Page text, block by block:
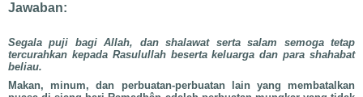
Jawaban:
Segala puji bagi Allah, dan shalawat serta salam semoga tetap
tercurahkan kepada Rasulullah beserta keluarga dan para shahabat
beliau.
Makan, minum, dan perbuatan-perbuatan lain yang membatalkan